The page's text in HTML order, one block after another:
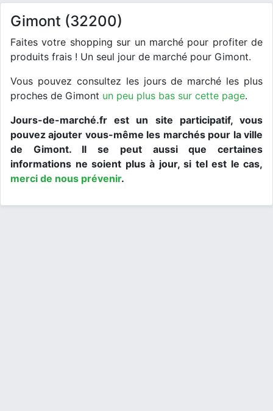
Gimont (32200)
Faites votre shopping sur un marché pour profiter de
produits frais ! Un seul jour de marché pour Gimont.
Vous pouvez consultez les jours de marché les plus
proches de Gimont un peu plus bas sur cette page.
Jours-de-marché.fr est un site participatif, vous
pouvez ajouter vous-même les marchés pour la ville
de Gimont. Il se peut aussi que certaines
informations ne soient plus à jour, si tel est le cas,
merci de nous prévenir.